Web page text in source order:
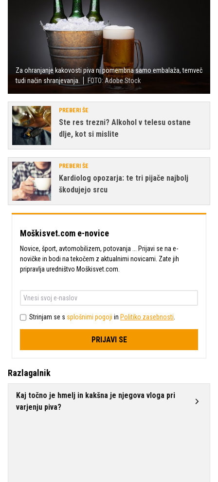
Za ohranjanje kakovosti piva ni pomembna samo embalaža, temveč
tudi način shranjevanja.
FOTO: Adobe Stock
PREBERI ŠE
Ste res trezni? Alkohol v telesu ostane
dlje, kot si mislite
PREBERI ŠE
Kardiolog opozarja: te tri pijače najbolj
škodujejo srcu
Moškisvet.com e-novice
Novice, šport, avtomobilizem, potovanja ... Prijavi se na e-
novičke in bodi na tekočem z aktualnimi novicami. Zate jih
pripravlja uredništvo Moškisvet.com.
Strinjam se s splošnimi pogoji in Politiko zasebnosti
PRIJAVI SE
Razlagalnik
Kaj točno je hmelj in kakšna je njegova vloga pri
varjenju piva?